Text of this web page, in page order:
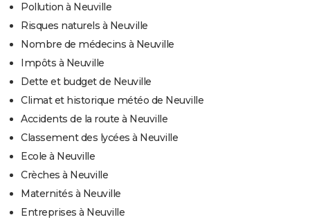
Pollution à Neuville
Risques naturels à Neuville
Nombre de médecins à Neuville
Impôts à Neuville
Dette et budget de Neuville
Climat et historique météo de Neuville
Accidents de la route à Neuville
Classement des lycées à Neuville
Ecole à Neuville
Crèches à Neuville
Maternités à Neuville
Entreprises à Neuville